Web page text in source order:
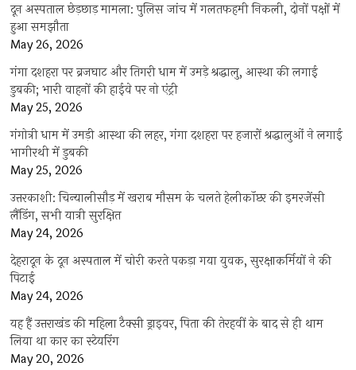
दून अस्पताल छेड़छाड़ मामला: पुलिस जांच में गलतफहमी निकली, दोनों पक्षों में
हुआ समझौता
May 26, 2026
गंगा दशहरा पर ब्रजघाट और तिगरी धाम में उमड़े श्रद्धालु, आस्था की लगाई
डुबकी; भारी वाहनों की हाईवे पर नो एंट्री
May 25, 2026
गंगोत्री धाम में उमड़ी आस्था की लहर, गंगा दशहरा पर हजारों श्रद्धालुओं ने लगाई
भागीरथी में डुबकी
May 25, 2026
उत्तरकाशी: चिन्यालीसौड़ में खराब मौसम के चलते हेलीकॉप्टर की इमरजेंसी
लैंडिंग, सभी यात्री सुरक्षित
May 24, 2026
देहरादून के दून अस्पताल में चोरी करते पकड़ा गया युवक, सुरक्षाकर्मियों ने की
पिटाई
May 24, 2026
यह हैं उत्तराखंड की महिला टैक्सी ड्राइवर, पिता की तेरहवीं के बाद से ही थाम
लिया था कार का स्टेयरिंग
May 20, 2026